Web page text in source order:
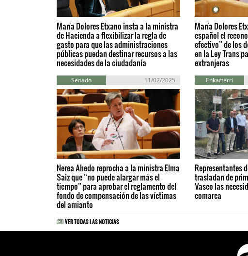
María Dolores Etxano insta a la ministra
de Hacienda a flexibilizar la regla de
gasto para que las administraciones
públicas puedan destinar recursos a las
necesidades de la ciudadanía
María Dolores
español el
efectivo” de los
en la Ley Trans
extranjeras
Senado 11/02/2025
Nerea Ahedo reprocha a la ministra Elma
Saiz que “no puede alargar más el
tiempo” para aprobar el reglamento del
fondo de compensación de las víctimas
del amianto
Enkarterri
Representantes
trasladan de
Vasco las
comarca
VER TODAS LAS NOTICIAS